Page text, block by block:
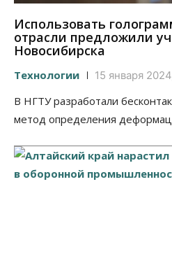
Использовать
отрасли предложили
Новосибирска
Технологии 15 января
В НГТУ разработали
метод определения